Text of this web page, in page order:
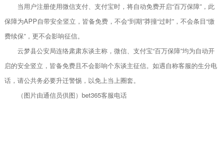
当用户注册使用微信支付、支付宝时，将自动免费开启“百万保障”，此
保障为APP自带安全竖立，皆备免费，不会“到期”莽撞“过时”，不会条目“缴
费续保”，更不会影响征信。
云梦县公安局连络肃肃东谈主称，微信、支付宝“百万保障”均为自动开
启的安全竖立，皆备免费且不会影响个东谈主征信。如遇自称客服的生分电
话，请公共务必要升迁警惕，以免上当上圈套。
（图片由通信员供图）bet365客服电话